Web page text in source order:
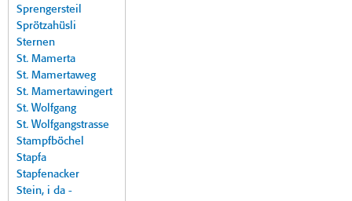
Sprengersteil
Sprötzahüsli
Sternen
St. Mamerta
St. Mamertaweg
St. Mamertawingert
St. Wolfgang
St. Wolfgangstrasse
Stampfböchel
Stapfa
Stapfenacker
Stein, i da -